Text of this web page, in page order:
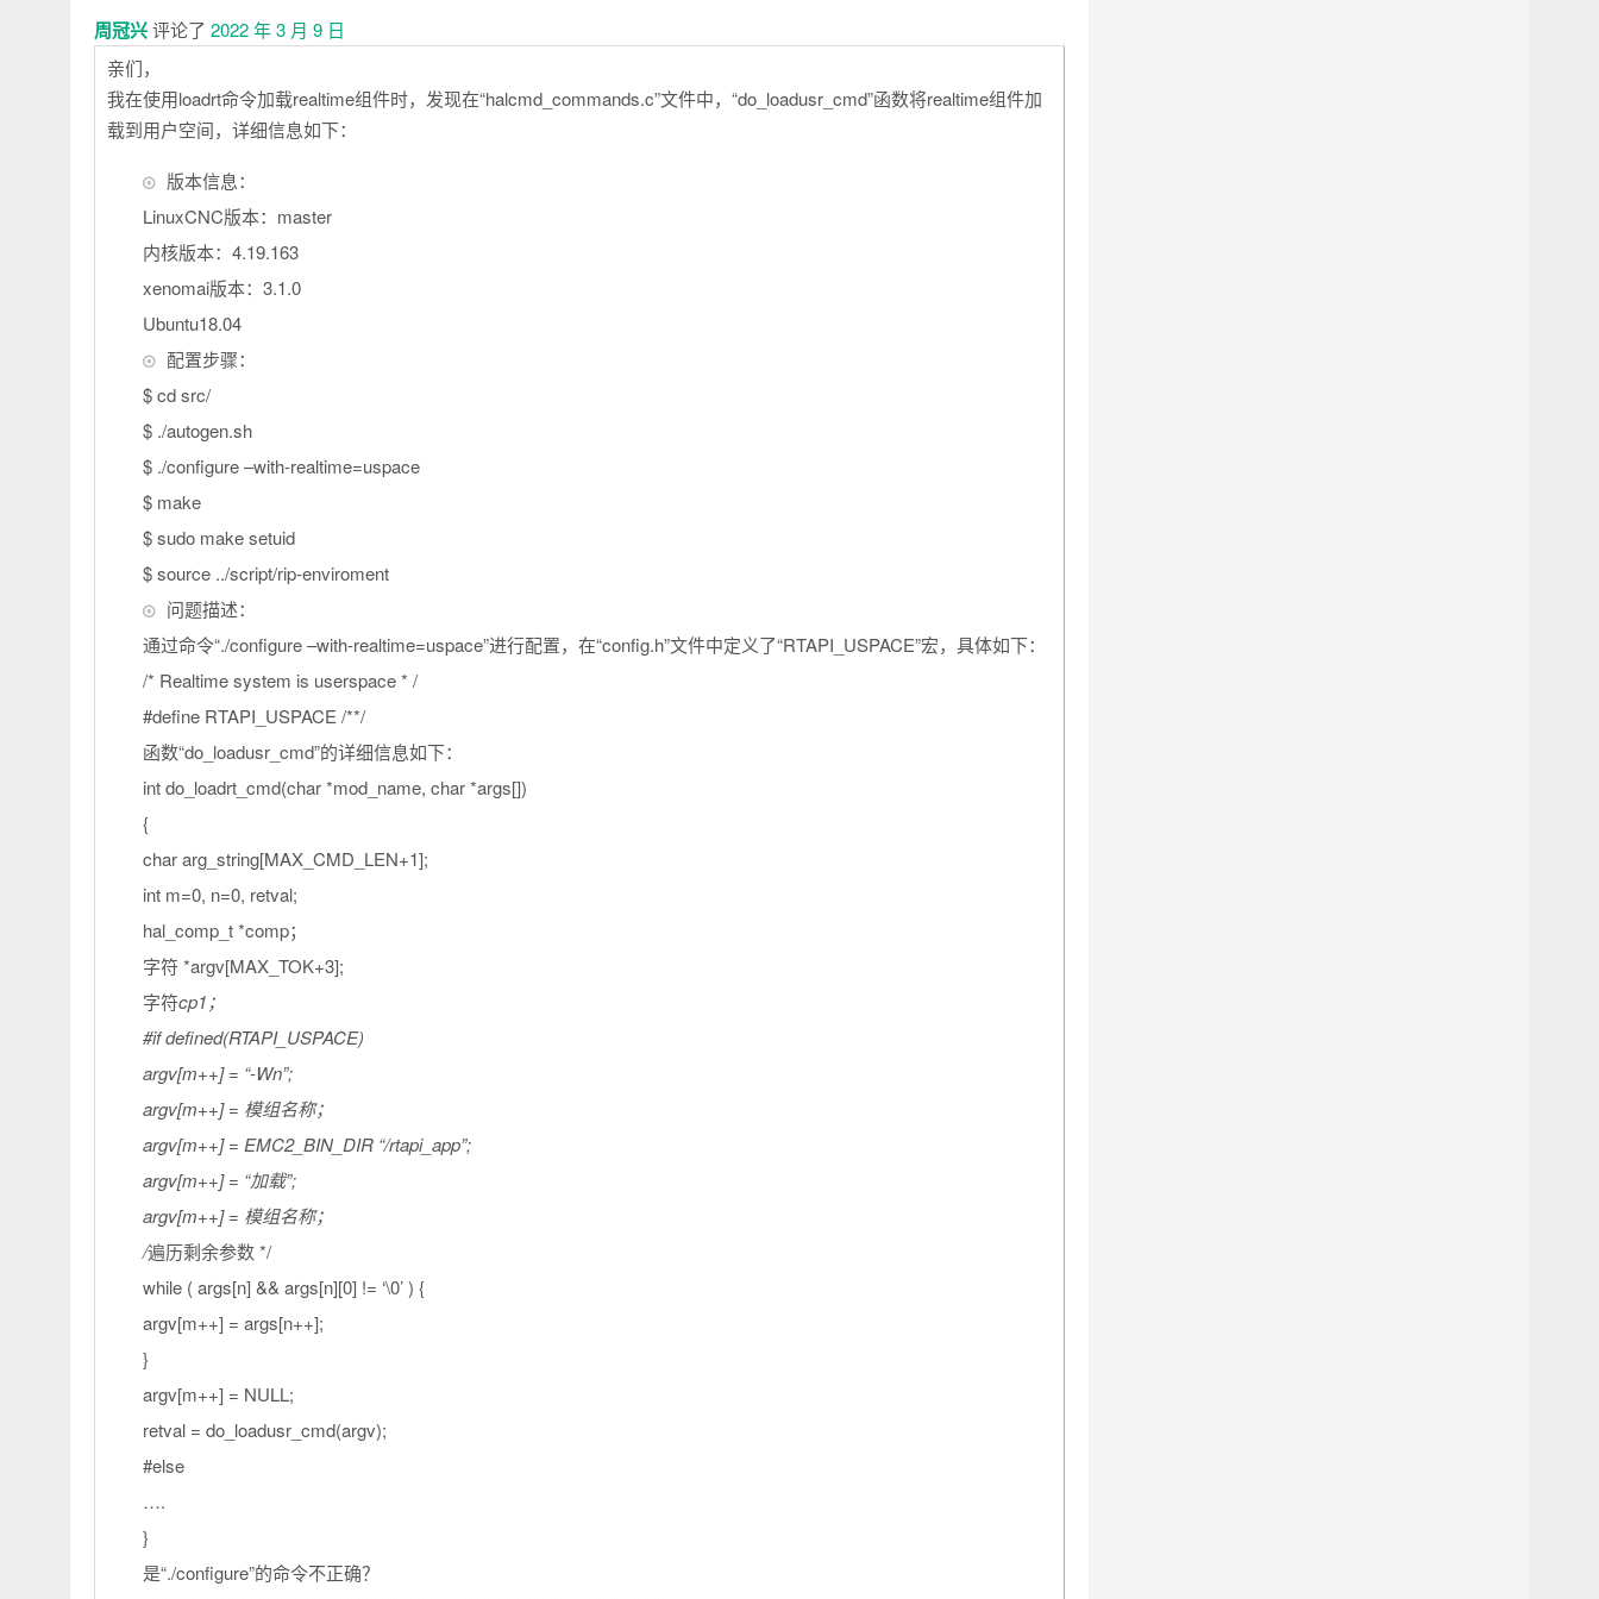
周冠兴评论了 2022 年 3 月 9 日
亲们，
我在使用loadrt命令加载realtime组件时，发现在“halcmd_commands.c”文件中，“do_loadusr_cmd”函数将realtime组件加
载到用户空间，详细信息如下：
版本信息：
LinuxCNC版本：master
内核版本：4.19.163
xenomai版本：3.1.0
Ubuntu18.04
配置步骤：
$ cd src/
$ ./autogen.sh
$ ./configure –with-realtime=uspace
$ make
$ sudo make setuid
$ source ../script/rip-enviroment
问题描述：
通过命令“./configure –with-realtime=uspace”进行配置，在“config.h”文件中定义了“RTAPI_USPACE”宏，具体如下：
/* Realtime system is userspace * /
#define RTAPI_USPACE /**/
函数“do_loadusr_cmd”的详细信息如下：
int do_loadrt_cmd(char *mod_name, char *args[])
{
char arg_string[MAX_CMD_LEN+1];
int m=0, n=0, retval;
hal_comp_t *comp；
字符 *argv[MAX_TOK+3];
字符cp1；
#if defined(RTAPI_USPACE)
argv[m++] = “-Wn”;
argv[m++] = 模组名称；
argv[m++] = EMC2_BIN_DIR “/rtapi_app”;
argv[m++] = “加载”;
argv[m++] = 模组名称；
/遍历剩余参数 */
while ( args[n] && args[n][0] != ‘\0’ ) {
argv[m++] = args[n++];
}
argv[m++] = NULL;
retval = do_loadusr_cmd(argv);
#else
….
}
是“./configure”的命令不正确？